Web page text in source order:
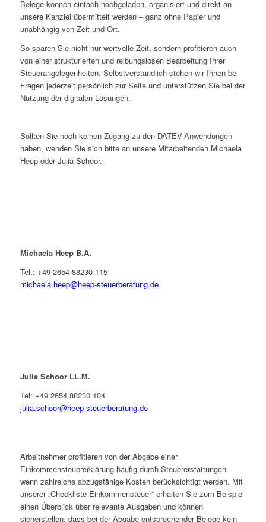
Belege können einfach hochgeladen, organisiert und direkt an
unsere Kanzlei übermittelt werden – ganz ohne Papier und
unabhängig von Zeit und Ort.
So sparen Sie nicht nur wertvolle Zeit, sondern profitieren auch
von einer strukturierten und reibungslosen Bearbeitung Ihrer
Steuerangelegenheiten. Selbstverständlich stehen wir Ihnen bei
Fragen jederzeit persönlich zur Seite und unterstützen Sie bei der
Nutzung der digitalen Lösungen.
Sollten Sie noch keinen Zugang zu den DATEV-Anwendungen
haben, wenden Sie sich bitte an unsere Mitarbeitenden Michaela
Heep oder Julia Schoor.
Michaela Heep B.A.
Tel.: +49 2654 88230 115
michaela.heep@heep-steuerberatung.de
Julia Schoor LL.M.
Tel: +49 2654 88230 104
julia.schoor@heep-steuerberatung.de
Arbeitnehmer profitieren von der Abgabe einer
Einkommensteuererklärung häufig durch Steuererstattungen
wenn zahlreiche abzugsfähige Kosten berücksichtigt werden. Mit
unserer „Checkliste Einkommensteuer“ erhalten Sie zum Beispiel
einen Überblick über relevante Ausgaben und können
sicherstellen, dass bei der Abgabe entsprechender Belege kein